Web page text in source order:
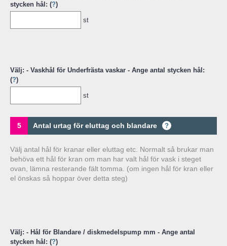
stycken hål: (?)
st
Välj: - Vaskhål för Underfrästa vaskar - Ange antal stycken hål:
(?)
st
5 Antal urtag för eluttag och blandare ?
Välj antal hål för kranar eller eluttag etc. Normalt så brukar man
behöva ett hål för kran om man har valt hål för vask i steget
ovan, lämna resterande fält tomma. (om ingen hål för kran eller
el önskas så hoppar över detta steg)
Välj: - Hål för Blandare / diskmedelspump mm - Ange antal
stycken hål: (?)